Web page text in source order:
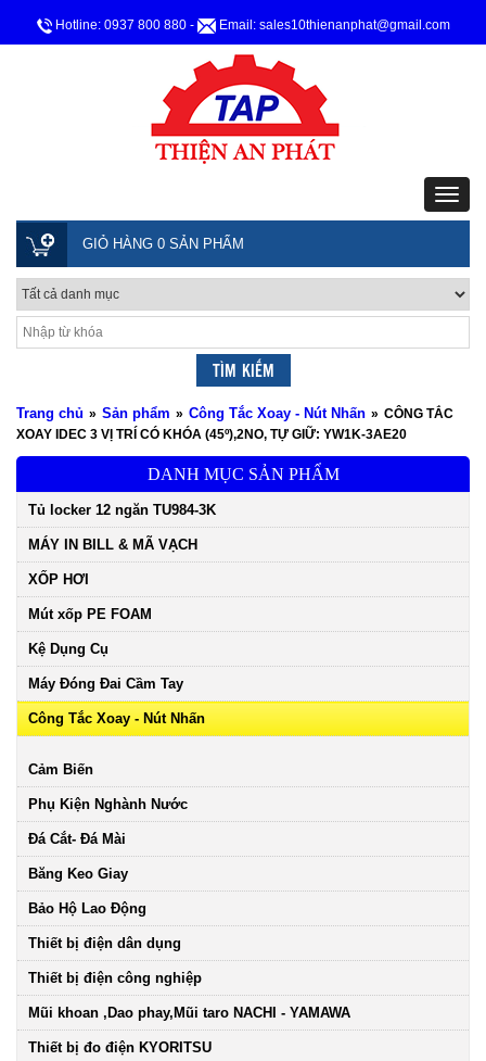
Hotline: 0937 800 880 - Email: sales10thienanphat@gmail.com
GIỎ HÀNG 0 SẢN PHẨM
Trang chủ » Sản phẩm » Công Tắc Xoay - Nút Nhấn » CÔNG TẮC
XOAY IDEC 3 VỊ TRÍ CÓ KHÓA (45º),2NO, TỰ GIỮ: YW1K-3AE20
DANH MỤC SẢN PHẨM
Tủ locker 12 ngăn TU984-3K
MÁY IN BILL & MÃ VẠCH
XỐP HƠI
Mút xốp PE FOAM
Kệ Dụng Cụ
Máy Đóng Đai Cầm Tay
Công Tắc Xoay - Nút Nhấn
Cảm Biến
Phụ Kiện Nghành Nước
Đá Cắt- Đá Mài
Băng Keo Giay
Bảo Hộ Lao Động
Thiết bị điện dân dụng
Thiết bị điện công nghiệp
Mũi khoan ,Dao phay,Mũi taro NACHI - YAMAWA
Thiết bị đo điện KYORITSU